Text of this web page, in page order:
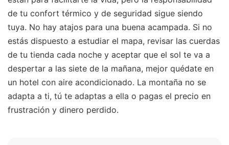
de tu confort térmico y de seguridad sigue siendo
tuya. No hay atajos para una buena acampada. Si no
estás dispuesto a estudiar el mapa, revisar las cuerdas
de tu tienda cada noche y aceptar que el sol te va a
despertar a las siete de la mañana, mejor quédate en
un hotel con aire acondicionado. La montaña no se
adapta a ti, tú te adaptas a ella o pagas el precio en
frustración y dinero perdido.